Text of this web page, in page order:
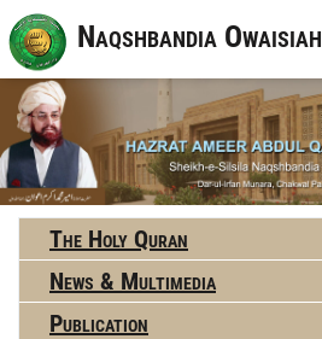
Naqshbandia Owaisiah
The Holy Quran
News & Multimedia
Publication